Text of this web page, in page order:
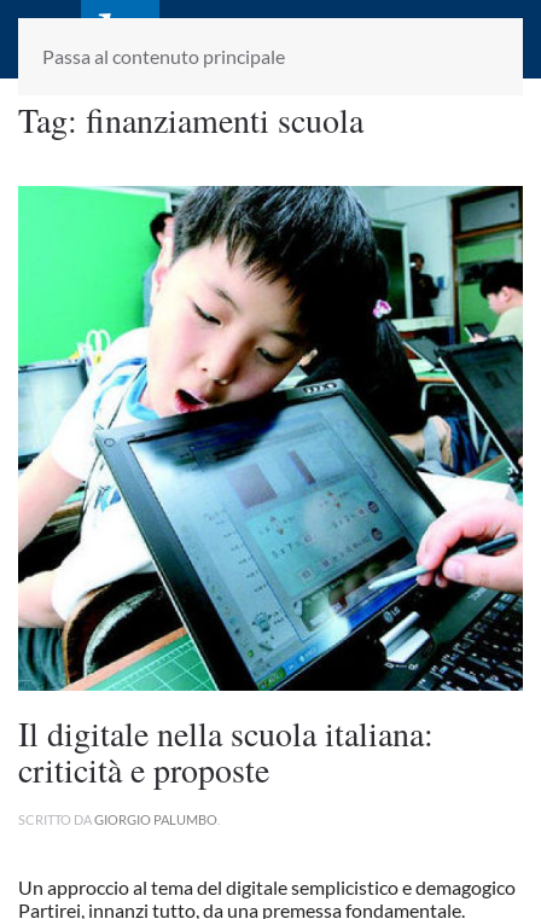
Passa al contenuto principale
laletteraturaenoi.it
fondato da Romano Luperini
Tag: finanziamenti scuola
Il digitale nella scuola italiana:
criticità e proposte
SCRITTO DAGIORGIO PALUMBO
Un approccio al tema del digitale semplicistico e demagogico
Partirei, innanzi tutto, da una premessa fondamentale.